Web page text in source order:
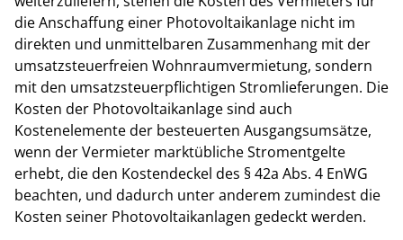
die Anschaffung einer Photovoltaikanlage nicht im
direkten und unmittelbaren Zusammenhang mit der
umsatzsteuerfreien Wohnraumvermietung, sondern
mit den umsatzsteuerpflichtigen Stromlieferungen. Die
Kosten der Photovoltaikanlage sind auch
Kostenelemente der besteuerten Ausgangsumsätze,
wenn der Vermieter marktübliche Stromentgelte
erhebt, die den Kostendeckel des § 42a Abs. 4 EnWG
beachten, und dadurch unter anderem zumindest die
Kosten seiner Photovoltaikanlagen gedeckt werden.